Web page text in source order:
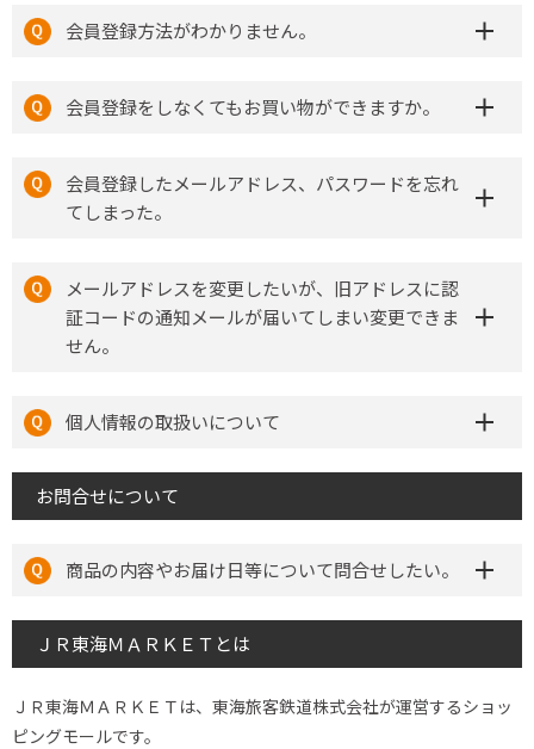
会員登録方法がわかりません。
会員登録をしなくてもお買い物ができますか。
会員登録したメールアドレス、パスワードを忘れ
てしまった。
メールアドレスを変更したいが、旧アドレスに認
証コードの通知メールが届いてしまい変更できま
せん。
個人情報の取扱いについて
お問合せについて
商品の内容やお届け日等について問合せしたい。
ＪＲ東海ＭＡＲＫＥＴとは
ＪＲ東海ＭＡＲＫＥＴは、東海旅客鉄道株式会社が運営するショッ
ピングモールです。